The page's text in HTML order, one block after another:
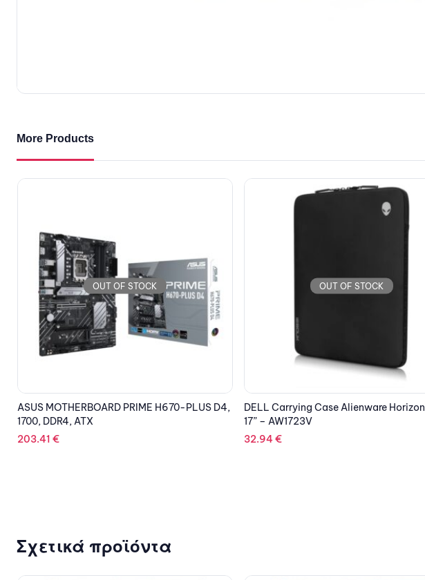
More Products
OUT OF STOCK
DELL Carrying Case Alienware Horizon Sleeve
17” – AW1723V
32.94€
OUT OF STOCK
DELL Server PowerEdge T350/E-2314
(4C/4T)/16GB/480GB SSD RI/H355/1
PSU/5Y NBD
Σχετικά προϊόντα